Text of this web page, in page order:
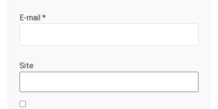
E-mail *
Site